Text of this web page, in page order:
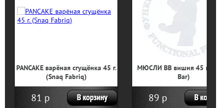
варёная сгущёнка 45 г.
(Snaq Fabriq)
МЮСЛИ BB вишня 45 г. (Bomb